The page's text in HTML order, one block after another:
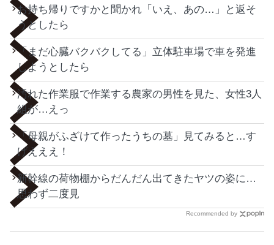
お持ち帰りですかと聞かれ「いえ、あの…」と返そ
うとしたら
「まだ心臓バクバクしてる」立体駐車場で車を発進
しようとしたら
汚れた作業服で作業する農家の男性を見た、女性3人
組が…えっ
「母親がふざけて作ったうちの墓」見てみると…す
げえええ！
新幹線の荷物棚からだんだん出てきたヤツの姿に…
思わず二度見
Recommended by